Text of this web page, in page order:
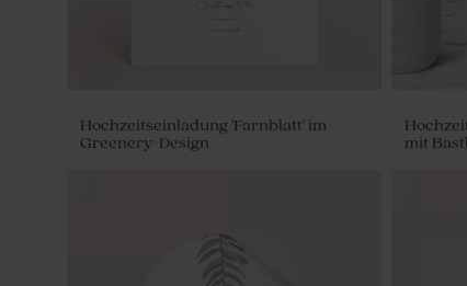
Hochzeitseinladung 'Farnblatt' im
Greenery-Design
mit